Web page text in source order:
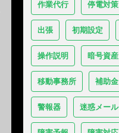
作業代行 停電対策
出張 初期設定
操作説明 暗号資産
移動事務所 補助金
警報器 迷惑メール